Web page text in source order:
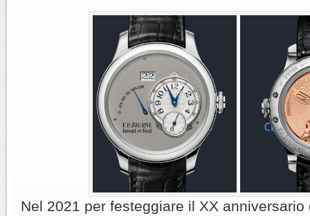
Nel 2021 per festeggiare il XX